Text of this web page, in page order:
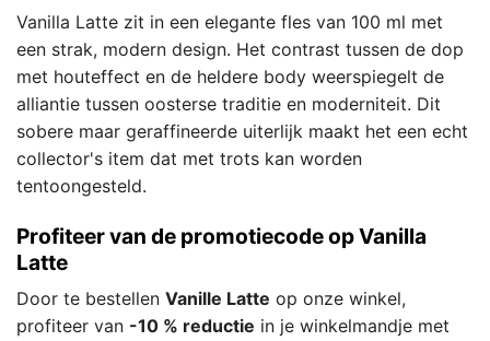
Vanilla Latte zit in een elegante fles van 100 ml met
een strak, modern design. Het contrast tussen de dop
met houteffect en de heldere body weerspiegelt de
alliantie tussen oosterse traditie en moderniteit. Dit
sobere maar geraffineerde uiterlijk maakt het een echt
collector's item dat met trots kan worden
tentoongesteld.
Profiteer van de promotiecode op Vanilla
Latte
Door te bestellen Vanille Latte op onze winkel,
profiteer van -10 % reductie in je winkelmandje met